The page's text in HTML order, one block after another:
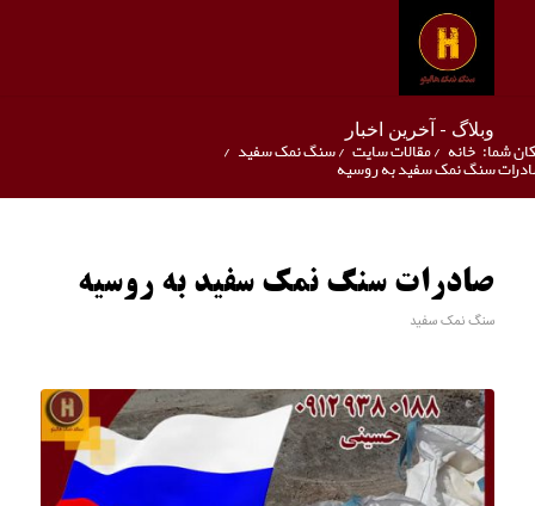
وبلاگ - آخرین اخبار
شما: خانه /مقالات سایت /سنگ نمک سفید /
سنگ نمک سفید به روسیه
صادرات سنگ نمک سفید به روسیه
سنگ نمک سفید